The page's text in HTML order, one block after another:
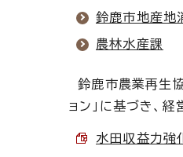
鈴鹿市地産地
農林水産課
鈴鹿市農業再生
ョン」に基づき、
水田収益力強